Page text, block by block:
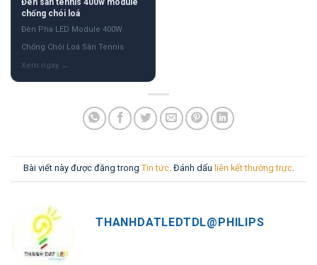
Đèn sân tennis 400w module
chống chói loá
Đèn Pha LED Module 400W
Chống Chói Loá Sân Tennis
Bài viết này được đăng trong Tin tức. Đánh dấu liên kết thường trực.
THANHDATLEDTDL@PHILIPS